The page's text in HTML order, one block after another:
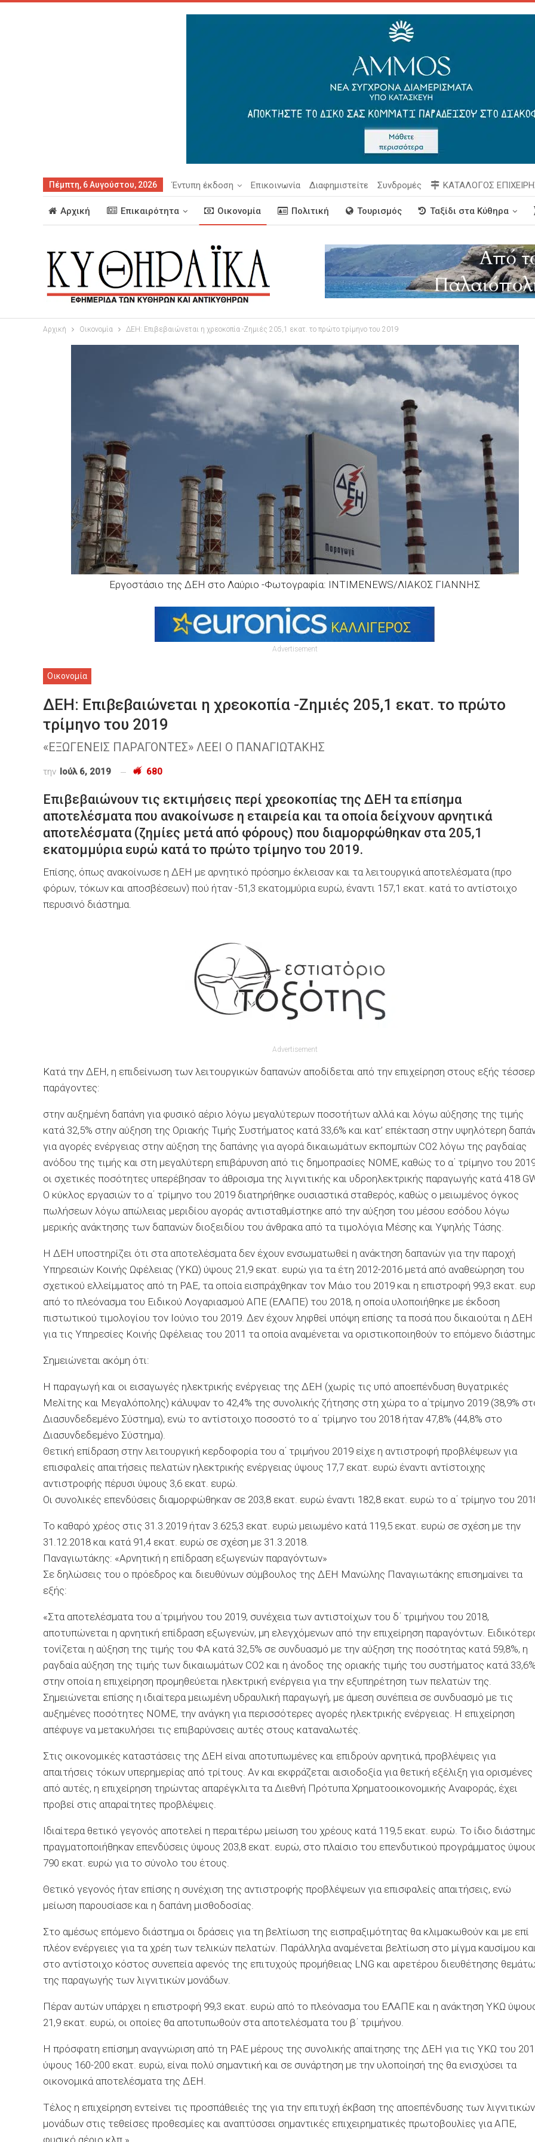
Πέμπτη, 6 Αυγούστου, 2026 Έντυπη έκδοση Επικοινωνία Διαφημιστείτε Συνδρομές ΚΑΤΑΛΟΓΟΣ
Αρχική Επικαιρότητα Οικονομία Πολιτική Τουρισμός Ταξίδι στα Κύθηρα
Αρχική Οικονομία ΔΕΗ: Επιβεβαιώνεται η χρεοκοπία -Ζημιές 205,1 εκατ. το πρώτο τρίμηνο του 2019
Εργοστάσιο της ΔΕΗ στο Λαύριο -Φωτογραφία: INTIMENEWS/ΛΙΑΚΟΣ ΓΙΑΝΝΗΣ
Advertisement
Οικονομία
ΔΕΗ: Επιβεβαιώνεται η χρεοκοπία -Ζημιές 205,1 εκατ. το πρώτο
τρίμηνο του 2019
«ΕΞΩΓΕΝΕΙΣ ΠΑΡΑΓΟΝΤΕΣ» ΛΕΕΙ Ο ΠΑΝΑΓΙΩΤΑΚΗΣ
την Ιούλ 6, 2019 680
Επιβεβαιώνουν τις εκτιμήσεις περί χρεοκοπίας της ΔΕΗ τα επίσημα
αποτελέσματα που ανακοίνωσε η εταιρεία και τα οποία δείχνουν αρνητικά
αποτελέσματα (ζημίες μετά από φόρους) που διαμορφώθηκαν στα 205,1
εκατομμύρια ευρώ κατά το πρώτο τρίμηνο του 2019.
Επίσης, όπως ανακοίνωσε η ΔΕΗ με αρνητικό πρόσημο έκλεισαν και τα λειτουργικά αποτελέσματα (προ
φόρων, τόκων και αποσβέσεων) πού ήταν -51,3 εκατομμύρια ευρώ, έναντι 157,1 εκατ. κατά το αντίστοιχο
περυσινό διάστημα.
Advertisement
Κατά την ΔΕΗ, η επιδείνωση των λειτουργικών δαπανών αποδίδεται από την επιχείρηση στους εξής
παράγοντες:
στην αυξημένη δαπάνη για φυσικό αέριο λόγω μεγαλύτερων ποσοτήτων αλλά και λόγω αύξησης της τιμής
κατά 32,5% στην αύξηση της Οριακής Τιμής Συστήματος κατά 33,6% και κατ’ επέκταση στην υψηλότερη
για αγορές ενέργειας στην αύξηση της δαπάνης για αγορά δικαιωμάτων εκπομπών CO2 λόγω της ραγδαίας
ανόδου της τιμής και στη μεγαλύτερη επιβάρυνση από τις δημοπρασίες ΝΟΜΕ, καθώς το α΄ τρίμηνο του
οι σχετικές ποσότητες υπερέβησαν το άθροισμα της λιγνιτικής και υδροηλεκτρικής παραγωγής κατά 418
Ο κύκλος εργασιών το α΄ τρίμηνο του 2019 διατηρήθηκε ουσιαστικά σταθερός, καθώς ο μειωμένος όγκος
πωλήσεων λόγω απώλειας μεριδίου αγοράς αντισταθμίστηκε από την αύξηση του μέσου εσόδου λόγω
μερικής ανάκτησης των δαπανών διοξειδίου του άνθρακα από τα τιμολόγια Μέσης και Υψηλής Τάσης.
Η ΔΕΗ υποστηρίζει ότι στα αποτελέσματα δεν έχουν ενσωματωθεί η ανάκτηση δαπανών για την παροχή
Υπηρεσιών Κοινής Ωφέλειας (ΥΚΩ) ύψους 21,9 εκατ. ευρώ για τα έτη 2012-2016 μετά από αναθεώρηση του
σχετικού ελλείμματος από τη ΡΑΕ, τα οποία εισπράχθηκαν τον Μάιο του 2019 και η επιστροφή 99,3 εκατ.
από το πλεόνασμα του Ειδικού Λογαριασμού ΑΠΕ (ΕΛΑΠΕ) του 2018, η οποία υλοποιήθηκε με έκδοση
πιστωτικού τιμολογίου τον Ιούνιο του 2019. Δεν έχουν ληφθεί υπόψη επίσης τα ποσά που δικαιούται η ΔΕΗ
για τις Υπηρεσίες Κοινής Ωφέλειας του 2011 τα οποία αναμένεται να οριστικοποιηθούν το επόμενο
Σημειώνεται ακόμη ότι:
Η παραγωγή και οι εισαγωγές ηλεκτρικής ενέργειας της ΔΕΗ (χωρίς τις υπό αποεπένδυση θυγατρικές
Μελίτης και Μεγαλόπολης) κάλυψαν το 42,4% της συνολικής ζήτησης στη χώρα το α΄τρίμηνο 2019 (38,9%
Διασυνδεδεμένο Σύστημα), ενώ το αντίστοιχο ποσοστό το α΄ τρίμηνο του 2018 ήταν 47,8% (44,8% στο
Διασυνδεδεμένο Σύστημα).
Θετική επίδραση στην λειτουργική κερδοφορία του α΄ τριμήνου 2019 είχε η αντιστροφή προβλέψεων για
επισφαλείς απαιτήσεις πελατών ηλεκτρικής ενέργειας ύψους 17,7 εκατ. ευρώ έναντι αντίστοιχης
αντιστροφής πέρυσι ύψους 3,6 εκατ. ευρώ.
Οι συνολικές επενδύσεις διαμορφώθηκαν σε 203,8 εκατ. ευρώ έναντι 182,8 εκατ. ευρώ το α΄ τρίμηνο του
Το καθαρό χρέος στις 31.3.2019 ήταν 3.625,3 εκατ. ευρώ μειωμένο κατά 119,5 εκατ. ευρώ σε σχέση με την
31.12.2018 και κατά 91,4 εκατ. ευρώ σε σχέση με 31.3.2018.
Παναγιωτάκης: «Αρνητική η επίδραση εξωγενών παραγόντων»
Σε δηλώσεις του ο πρόεδρος και διευθύνων σύμβουλος της ΔΕΗ Μανώλης Παναγιωτάκης επισημαίνει τα
εξής:
«Στα αποτελέσματα του α΄τριμήνου του 2019, συνέχεια των αντιστοίχων του δ΄ τριμήνου του 2018,
αποτυπώνεται η αρνητική επίδραση εξωγενών, μη ελεγχόμενων από την επιχείρηση παραγόντων.
τονίζεται η αύξηση της τιμής του ΦΑ κατά 32,5% σε συνδυασμό με την αύξηση της ποσότητας κατά 59,8%, η
ραγδαία αύξηση της τιμής των δικαιωμάτων CO2 και η άνοδος της οριακής τιμής του συστήματος κατά
στην οποία η επιχείρηση προμηθεύεται ηλεκτρική ενέργεια για την εξυπηρέτηση των πελατών της.
Σημειώνεται επίσης η ιδιαίτερα μειωμένη υδραυλική παραγωγή, με άμεση συνέπεια σε συνδυασμό με τις
αυξημένες ποσότητες ΝΟΜΕ, την ανάγκη για περισσότερες αγορές ηλεκτρικής ενέργειας. Η επιχείρηση
απέφυγε να μετακυλήσει τις επιβαρύνσεις αυτές στους καταναλωτές.
Στις οικονομικές καταστάσεις της ΔΕΗ είναι αποτυπωμένες και επιδρούν αρνητικά, προβλέψεις για
απαιτήσεις τόκων υπερημερίας από τρίτους. Αν και εκφράζεται αισιοδοξία για θετική εξέλιξη για ορισμένες
από αυτές, η επιχείρηση τηρώντας απαρέγκλιτα τα Διεθνή Πρότυπα Χρηματοοικονομικής Αναφοράς, έχει
προβεί στις απαραίτητες προβλέψεις.
Ιδιαίτερα θετικό γεγονός αποτελεί η περαιτέρω μείωση του χρέους κατά 119,5 εκατ. ευρώ. Το ίδιο
πραγματοποιήθηκαν επενδύσεις ύψους 203,8 εκατ. ευρώ, στο πλαίσιο του επενδυτικού προγράμματος
790 εκατ. ευρώ για το σύνολο του έτους.
Θετικό γεγονός ήταν επίσης η συνέχιση της αντιστροφής προβλέψεων για επισφαλείς απαιτήσεις, ενώ
μείωση παρουσίασε και η δαπάνη μισθοδοσίας.
Στο αμέσως επόμενο διάστημα οι δράσεις για τη βελτίωση της εισπραξιμότητας θα κλιμακωθούν και με επί
πλέον ενέργειες για τα χρέη των τελικών πελατών. Παράλληλα αναμένεται βελτίωση στο μίγμα καυσίμου
στο αντίστοιχο κόστος συνεπεία αφενός της επιτυχούς προμήθειας LNG και αφετέρου διευθέτησης
της παραγωγής των λιγνιτικών μονάδων.
Πέραν αυτών υπάρχει η επιστροφή 99,3 εκατ. ευρώ από το πλεόνασμα του ΕΛΑΠΕ και η ανάκτηση ΥΚΩ
21,9 εκατ. ευρώ, οι οποίες θα αποτυπωθούν στα αποτελέσματα του β΄ τριμήνου.
Η πρόσφατη επίσημη αναγνώριση από τη ΡΑΕ μέρους της συνολικής απαίτησης της ΔΕΗ για τις ΥΚΩ του
ύψους 160-200 εκατ. ευρώ, είναι πολύ σημαντική και σε συνάρτηση με την υλοποίησή της θα ενισχύσει τα
οικονομικά αποτελέσματα της ΔΕΗ.
Τέλος η επιχείρηση εντείνει τις προσπάθειές της για την επιτυχή έκβαση της αποεπένδυσης των λιγνιτικών
μονάδων στις τεθείσες προθεσμίες και αναπτύσσει σημαντικές επιχειρηματικές πρωτοβουλίες για ΑΠΕ,
φυσικό αέριο κλπ.».